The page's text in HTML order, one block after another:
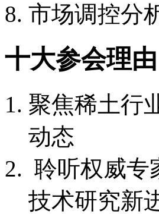
市场调控分
十大参会理由
聚焦稀土行
动态
聆听权威专
技术研究新